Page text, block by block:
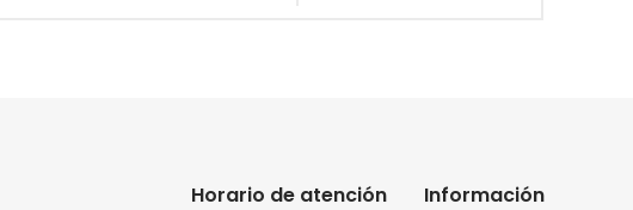
Horario de atención Información